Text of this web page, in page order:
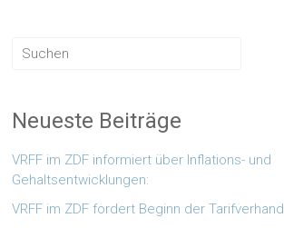
Neueste Beiträge
VRFF im ZDF informiert über Inflations- und
Gehaltsentwicklungen:
VRFF im ZDF fordert Beginn der